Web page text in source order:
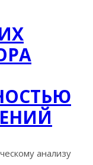
анализу